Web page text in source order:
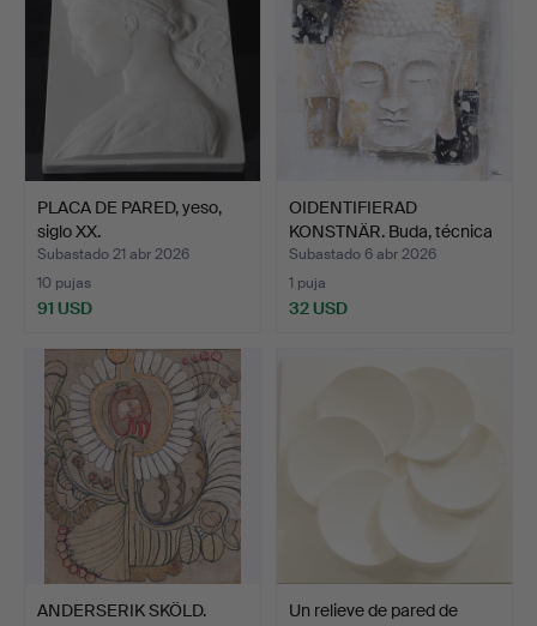
PLACA DE PARED, yeso,
siglo XX.
Subastado 21 abr 2026
10 pujas
91 USD
OIDENTIFIERAD
KONSTNÄR. Buda, técnica
mixt…
Subastado 6 abr 2026
1 puja
32 USD
ANDERSERIK SKÖLD.
Un relieve de pared de